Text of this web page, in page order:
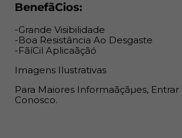
Benefã­Cios:
-Grande Visibilidade
-Boa Resistância Ao Desgaste
-FãíCil Aplicaãçãó
Imagens Ilustrativas
Para Maiores Informaãçãµes,
Conosco.